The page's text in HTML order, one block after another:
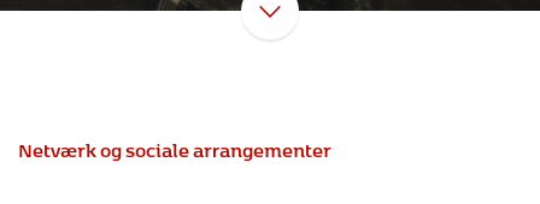
Netværk og sociale arrangementer